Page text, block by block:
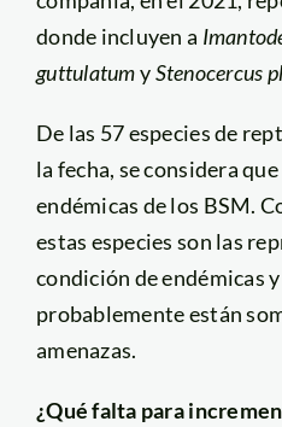
donde incluyen a
guttulatumyStenocercus
De las 57 especies de
la fecha, se considera
endémicas de los BSM.
estas especies son las
condición de endémicas
probablemente están
amenazas.
¿Qué falta para